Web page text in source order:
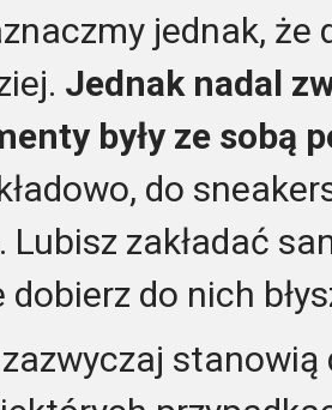
jednak, że
Jednak nadal
były ze sobą
do
zakładać
do nich
stanowią